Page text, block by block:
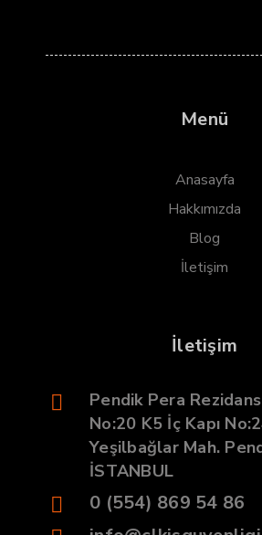
Menü
Anasayfa
Hakkımızda
Blog
İletişim
İletişim
Pendik Pera
No:20 K5 İç Kapı
Yeşilbağlar Mah.
İSTANBUL
0 (554) 869 54 86